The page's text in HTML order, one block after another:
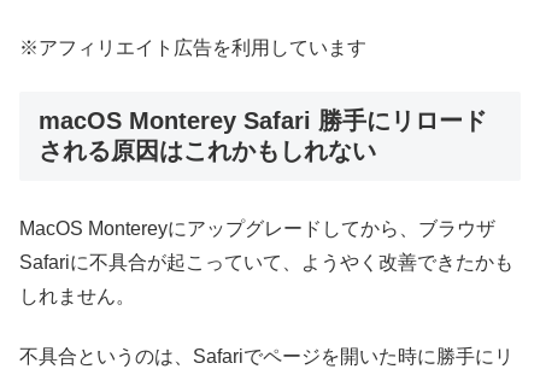
※アフィリエイト広告を利用しています
macOS Monterey Safari 勝手にリロード
される原因はこれかもしれない
MacOS Montereyにアップグレードしてから、ブラウザ
Safariに不具合が起こっていて、ようやく改善できたかも
しれません。
不具合というのは、Safariでページを開いた時に勝手にリ